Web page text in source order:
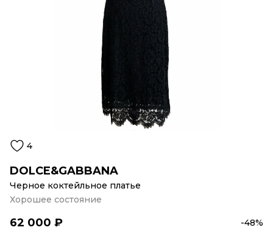
4
DOLCE&GABBANA
Черное коктейльное платье
Хорошее состояние
62 000 ₽
-48%